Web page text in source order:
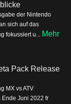
der Nintendo
sich auf das
fokussiert u... Mehr
Pack Release
MX vs ATV
Ende Juni 2022 fr